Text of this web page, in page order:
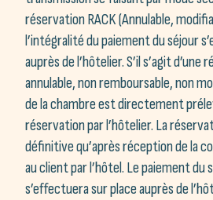
réservation RACK (Annulable,
l’intégralité du paiement du séjour
auprès de l’hôtelier. S’il s’agit d’une
annulable, non remboursable, non
de la chambre est directement
réservation par l’hôtelier. La
définitive qu’après réception de la
au client par l’hôtel. Le paiement du
s’effectuera sur place auprès de